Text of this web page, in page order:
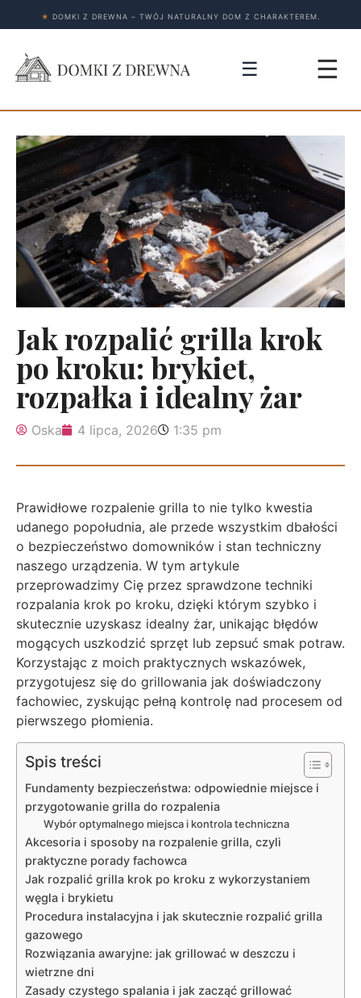
★ DOMKI Z DREWNA – TWÓJ NATURALNY DOM Z CHARAKTEREM.
☰ ☰
Jak rozpalić grilla krok
po kroku: brykiet,
rozpałka i idealny żar
Oska 4 lipca, 2026 1:35 pm
Prawidłowe rozpalenie grilla to nie tylko kwestia
udanego popołudnia, ale przede wszystkim dbałości
o bezpieczeństwo domowników i stan techniczny
naszego urządzenia. W tym artykule
przeprowadzimy Cię przez sprawdzone techniki
rozpalania krok po kroku, dzięki którym szybko i
skutecznie uzyskasz idealny żar, unikając błędów
mogących uszkodzić sprzęt lub zepsuć smak potraw.
Korzystając z moich praktycznych wskazówek,
przygotujesz się do grillowania jak doświadczony
fachowiec, zyskując pełną kontrolę nad procesem od
pierwszego płomienia.
Spis treści
Fundamenty bezpieczeństwa: odpowiednie miejsce i
przygotowanie grilla do rozpalenia
Wybór optymalnego miejsca i kontrola techniczna
Akcesoria i sposoby na rozpalenie grilla, czyli
praktyczne porady fachowca
Jak rozpalić grilla krok po kroku z wykorzystaniem
węgla i brykietu
Procedura instalacyjna i jak skutecznie rozpalić grilla
gazowego
Rozwiązania awaryjne: jak grillować w deszczu i
wietrzne dni
Zasady czystego spalania i jak zacząć grillować